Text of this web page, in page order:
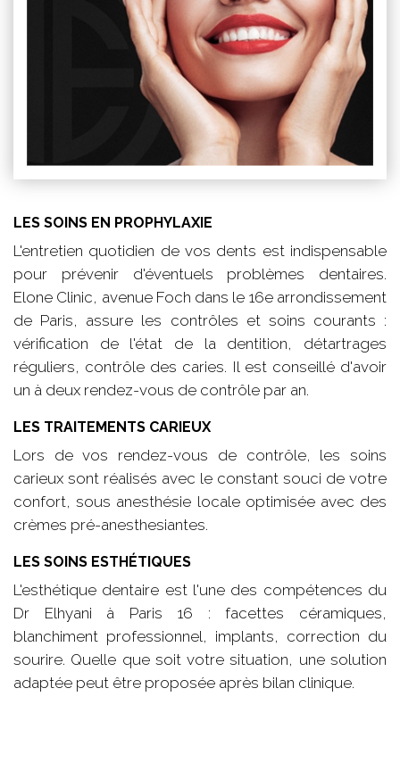
LES SOINS EN PROPHYLAXIE
L'entretien quotidien de vos dents est indispensable
pour prévenir d'éventuels problèmes dentaires.
Elone Clinic, avenue Foch dans le 16e arrondissement
de Paris, assure les contrôles et soins courants :
vérification de l'état de la dentition, détartrages
réguliers, contrôle des caries. Il est conseillé d'avoir
un à deux rendez-vous de contrôle par an.
LES TRAITEMENTS CARIEUX
Lors de vos rendez-vous de contrôle, les soins
carieux sont réalisés avec le constant souci de votre
confort, sous anesthésie locale optimisée avec des
crèmes pré-anesthesiantes.
LES SOINS ESTHÉTIQUES
L'esthétique dentaire est l'une des compétences du
Dr Elhyani à Paris 16 : facettes céramiques,
blanchiment professionnel, implants, correction du
sourire. Quelle que soit votre situation, une solution
adaptée peut être proposée après bilan clinique.